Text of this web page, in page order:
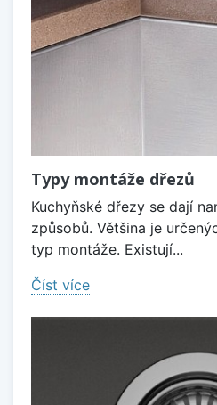
Typy montáže dřezů
Kuchyňské dřezy se dají
způsobů. Většina je
typ montáže. Existují...
Číst více